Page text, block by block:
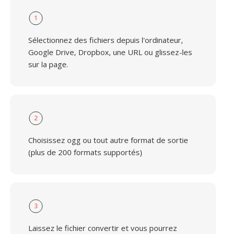
1
Sélectionnez des fichiers depuis l'ordinateur,
Google Drive, Dropbox, une URL ou glissez-les
sur la page.
2
Choisissez ogg ou tout autre format de sortie
(plus de 200 formats supportés)
3
Laissez le fichier convertir et vous pourrez